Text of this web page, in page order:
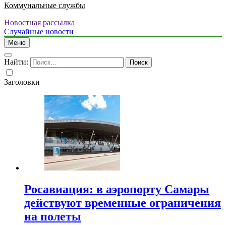
Коммунальные службы
Новостная рассылка
Случайные новости
Меню
Найти:
Заголовки
Росавиация: в аэропорту Самары
действуют временные ограничения
на полеты